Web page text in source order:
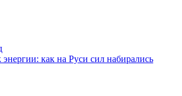
как на Руси сил набирались